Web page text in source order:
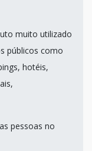
muito utilizado
públicos como
hotéis,
pessoas no